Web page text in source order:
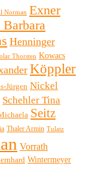
Norman Exner
Henninger
Thorsten Kowacs
Köppler
Jürgen Nickel
Schehler Tina
Seitz
Thaler Armin Tulatz
Vorrath
Wintermeyer